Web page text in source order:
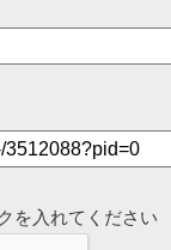
を入れてください